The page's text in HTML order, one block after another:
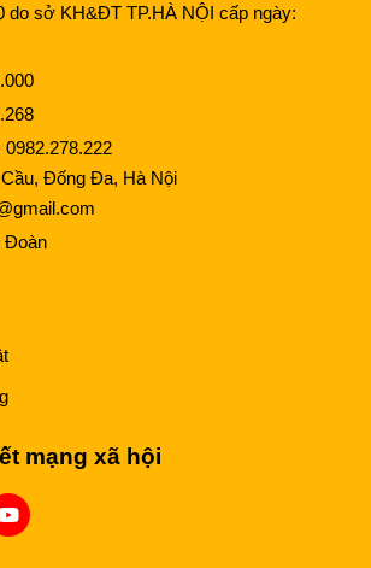
do sở KH&ĐT TP.HÀ NỘI cấp ngày:
0982.278.222
Đống Đa, Hà Nội
Đoàn
mạng xã hội